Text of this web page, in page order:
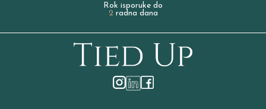
Rok isporuke do
2radna dana